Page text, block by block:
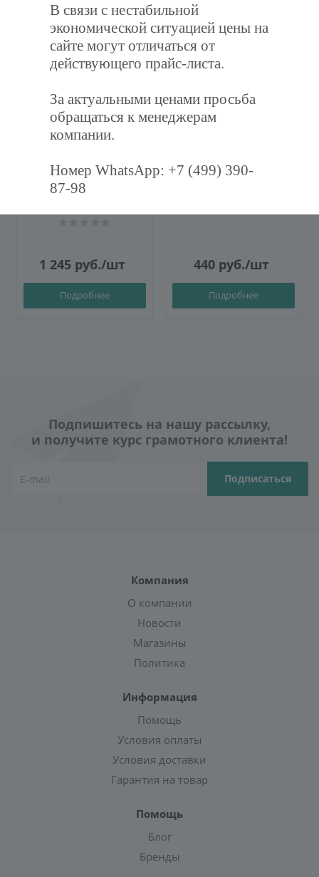
Рекомендуем
Фильтр воздушный
карманный ФВК-287-892-
1 245 руб./шт
Подробнее
Дроссель-клапан
440руб./шт
Подробнее
Подпишитесь на нашу рассылку,
и получите курс грамотного клиента!
Компания
О компании
Новости
Магазины
Политика
Информация
Помощь
Условия оплаты
Условия доставки
Гарантия на товар
Помощь
Блог
Бренды
В связи с нестабильной
экономической ситуацией цены на
сайте могут отличаться от
действующего прайс-листа.
За актуальными ценами просьба
обращаться к менеджерам
компании.
Номер WhatsApp: +7 (499) 390-
87-98